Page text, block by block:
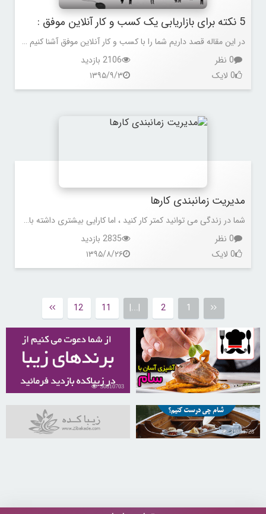
5 نکته برای بازاریابی یک کسب و کار آنلاین موفق :
در این مقاله قصد داریم شما را با کسب و کار آنلاین موفق آشنا کنیم ، در این استراتژی روش های بیان شده است که نیازی به توجه ویژه وضعیت مالی نیست ، شما با هر وضعیت مالی می توانید این نکات را در کسب و کار آنلاین خود انجام دهید .
0 نظر
2106 بازدید
0 لایک
۱۳۹۵/۹/۳
مدیریت زمانبندی کارها
شما در زندگی می توانید کمتر کار کنید ، اما کارایی بیشتری داشته باشید . براندن بورچارد فرمول 50*5 جهت کارایی بیشتر را به اشتراک گذاشته است ، این فرمول توضیح می دهد که چگونه می توان در زمان کمتر کارایی را افزایش داد
0 نظر
2835 بازدید
0 لایک
۱۳۹۵/۸/۲۶
1
2
|...|
11
12
30249571
30810703
31034728